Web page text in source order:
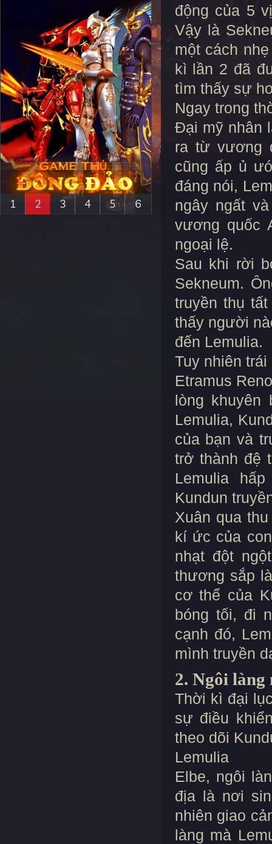
1 2 3 4 5 6
động của 5
Vậy là
một cách
kì lần 2 đã
tìm thấy sự
Ngay trong
Đại mỹ nhân
ra từ vương
cũng ấp ủ
đáng nói,
ngây ngất
vương quốc
ngoại lệ.
Sau khi rời
Sekneum.
truyền thụ
thấy người
đến Lemulia.
Tuy nhiên
Etramus
lòng khuyên
Lemulia,
của bạn và
trở thành đệ
Lemulia
Kundun
Xuân qua
kí ức của
nhạt đột
thương sắp
cơ thể của
bóng tối, đi
cạnh đó,
mình truyền
2. Ngôi
Thời kì đại
sự điều
theo dõi
Lemulia
Elbe, ngôi
địa là nơi
nhiên giao
làng mà